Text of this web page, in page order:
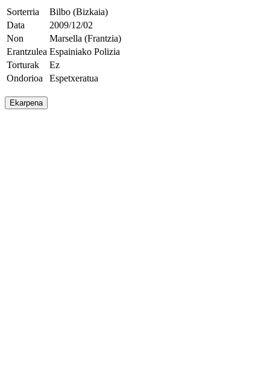
Sorterria
Bilbo (Bizkaia)
Data
2009/12/02
Non
Marsella (Frantzia)
Erantzulea Espainiako Polizia
Torturak
Ez
Ondorioa
Espetxeratua